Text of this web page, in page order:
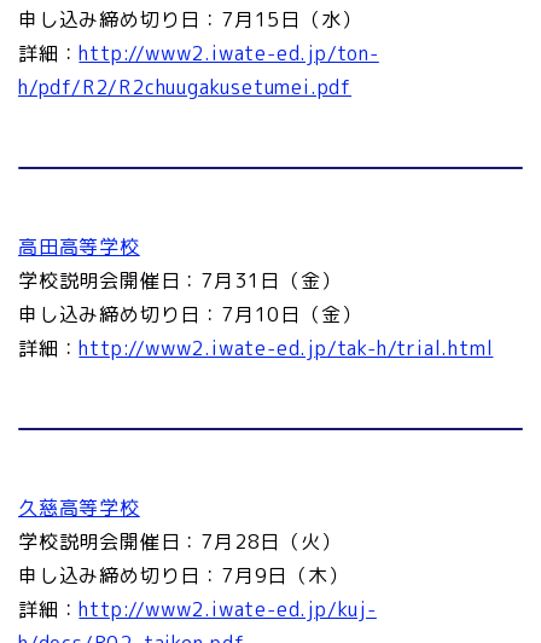
申し込み締め切り日：7月15日（水）
詳細：http://www2.iwate-ed.jp/ton-
h/pdf/R2/R2chuugakusetumei.pdf
高田高等学校
学校説明会開催日：7月31日（金）
申し込み締め切り日：7月10日（金）
詳細：http://www2.iwate-ed.jp/tak-h/trial.html
久慈高等学校
学校説明会開催日：7月28日（火）
申し込み締め切り日：7月9日（木）
詳細：http://www2.iwate-ed.jp/kuj-